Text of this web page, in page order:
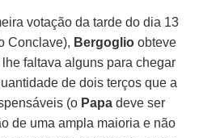
votação da tarde do dia 13
Conclave), Bergoglio obteve
faltava alguns para chegar
de dois terços que a
(o Papa deve ser
de uma ampla maioria e não